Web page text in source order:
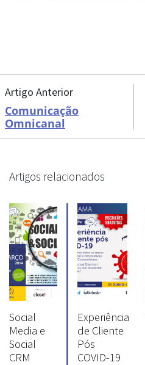
Artigo Anterior
Comunicação
Omnicanal
Artigos relacionados
Social
Media e
Social
CRM
Experiência
de Cliente
Pós
COVID-19